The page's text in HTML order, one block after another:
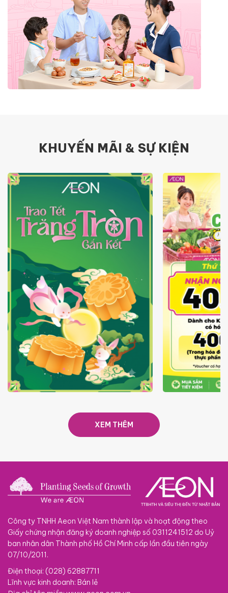
KHUYẾN MÃI & SỰ KIỆN
TRAO TẾT TRĂNG TRÒN GẮN
GIÁ LUÔN
XEM THÊM
Công ty TNHH Aeon Việt Nam thành lập và hoạt động theo
Giấy chứng nhận đăng ký doanh nghiệp số 0311241512 do Uỷ
ban nhân dân Thành phố Hồ Chí Minh cấp lần đầu tiên ngày
07/10/2011.
Điện thoại: (028) 62887711
Lĩnh vực kinh doanh: Bán lẻ